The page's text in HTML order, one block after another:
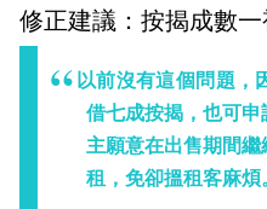
修正建議：按揭成數一
以前沒有這個問題，
借七成按揭，也可
主願意在出售期間
租，免卻搵租客麻煩